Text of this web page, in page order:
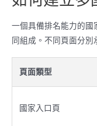
一個具備排名能力的國
同組成。不同頁面分
頁面類型
國家入口頁